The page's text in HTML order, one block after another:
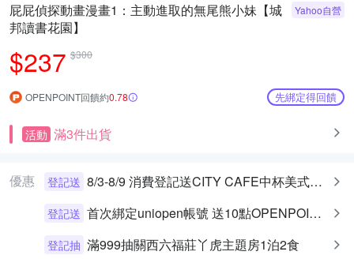
屁屁偵探動畫漫畫1：主動進取的無尾熊小妹【城
邦讀書花園】
$237 $300
Yahoo自營
OPENPOINT回饋約0.78 先綁定得回饋
活動 滿3件出貨
優惠 登記送 8/3-8/9 消費登記送CITY CAFE中杯美式乙杯
登記送 首次綁定uniopen帳號 送10點OPENPOINT+統一布丁一個
登記抽 滿999抽關西六福莊丫虎主題房1泊2食